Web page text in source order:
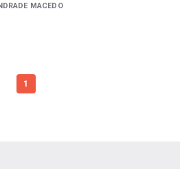
MACEDO
1